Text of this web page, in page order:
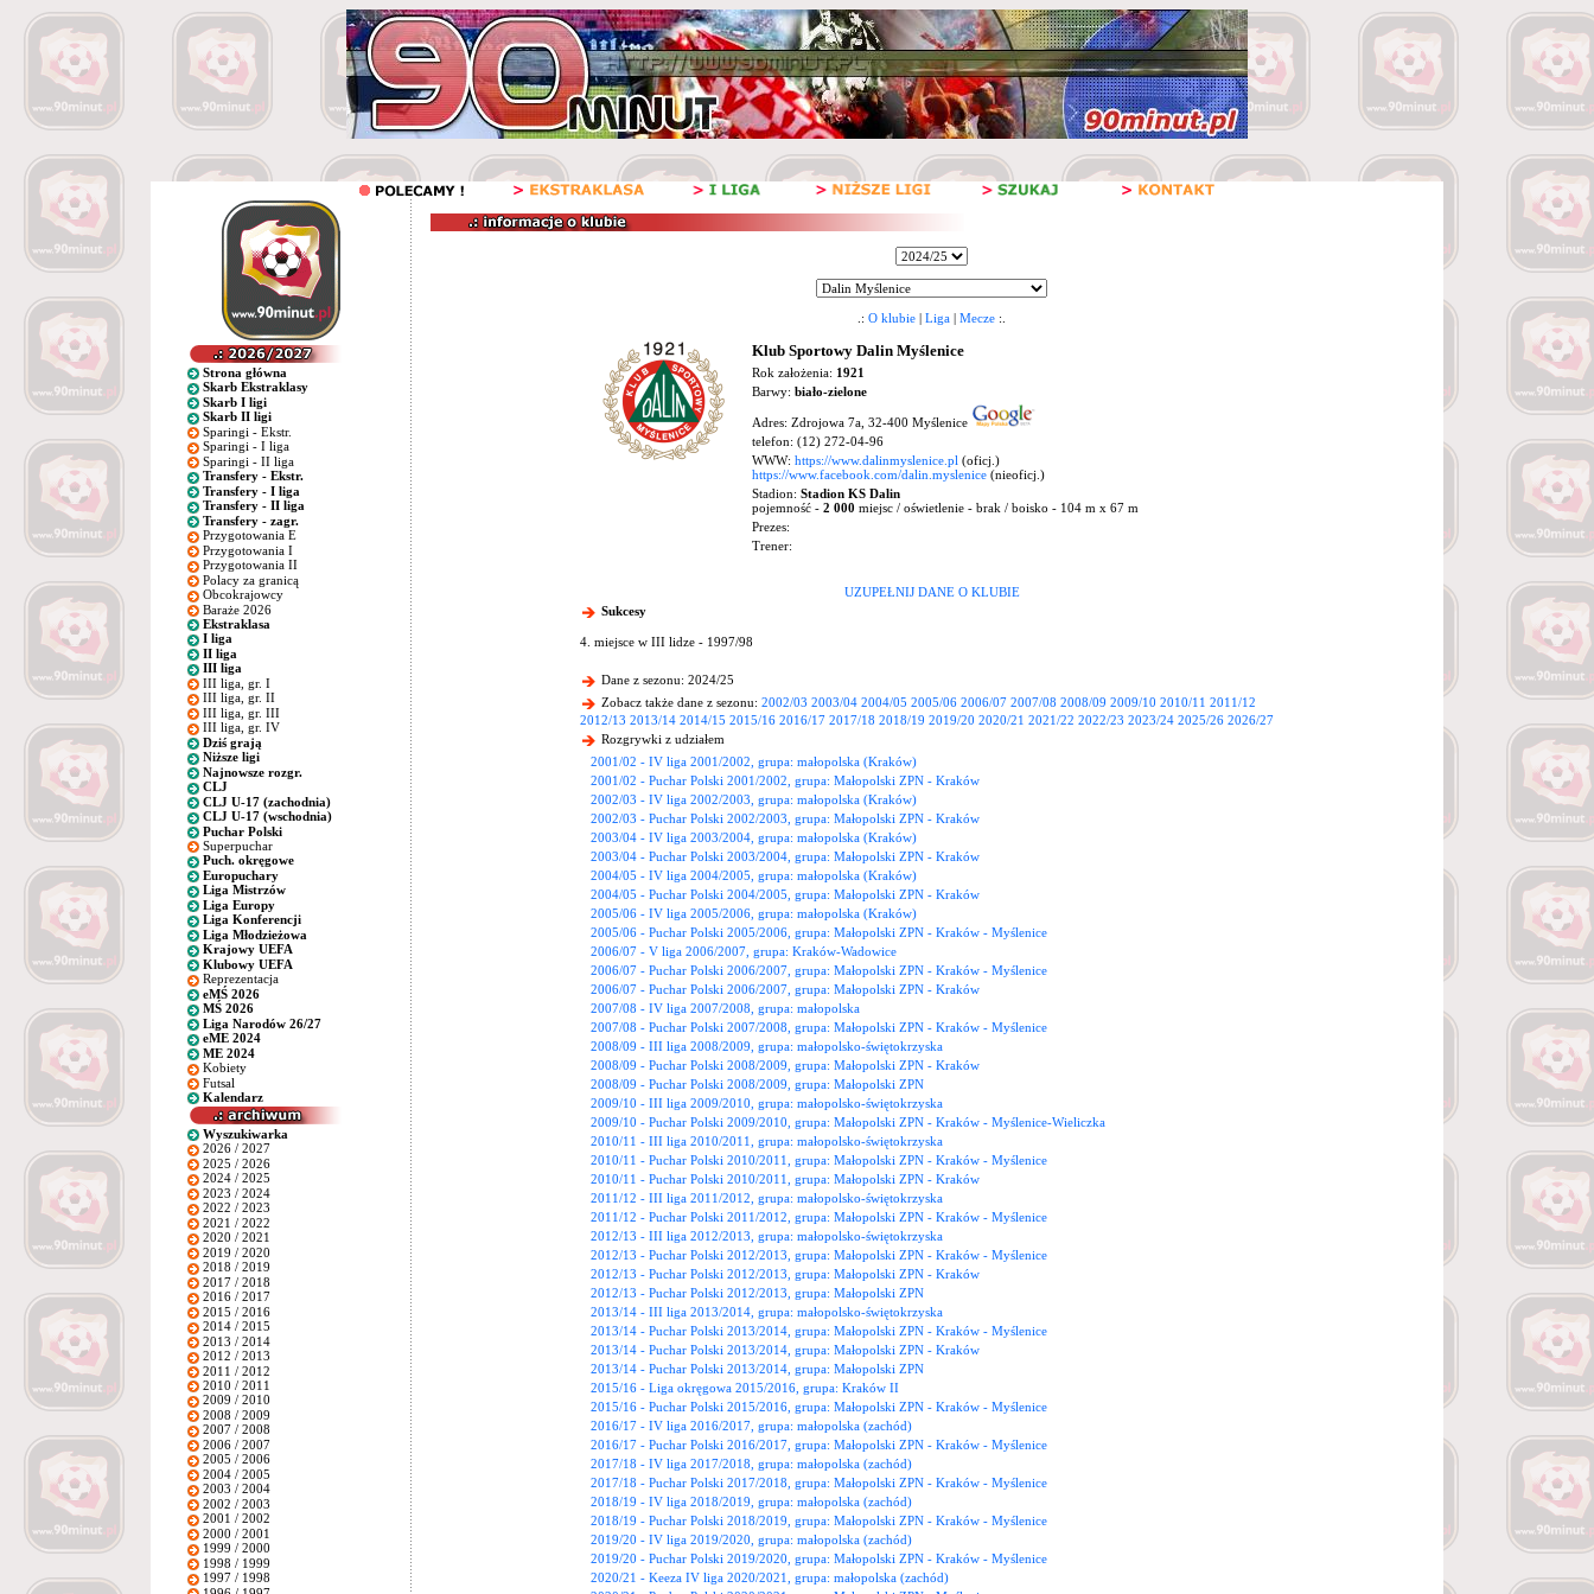
Strona główna
Skarb Ekstraklasy
Skarb I ligi
Skarb II ligi
Sparingi - Ekstr.
Sparingi - I liga
Sparingi - II liga
Transfery - Ekstr.
Transfery - I liga
Transfery - II liga
Transfery - zagr.
Przygotowania E
Przygotowania I
Przygotowania II
Polacy za granicą
Obcokrajowcy
Baraże 2026
Ekstraklasa
I liga
II liga
III liga
III liga, gr. I
III liga, gr. II
III liga, gr. III
III liga, gr. IV
Dziś grają
Niższe ligi
Najnowsze rozgr.
CLJ
CLJ U-17 (zachodnia)
CLJ U-17 (wschodnia)
Puchar Polski
Superpuchar
Puch. okręgowe
Europuchary
Liga Mistrzów
Liga Europy
Liga Konferencji
Liga Młodzieżowa
Krajowy UEFA
Klubowy UEFA
Reprezentacja
eMŚ 2026
MŚ 2026
Liga Narodów 26/27
eME 2024
ME 2024
Kobiety
Futsal
Kalendarz
Wyszukiwarka
2026 / 2027
2025 / 2026
2024 / 2025
2023 / 2024
2022 / 2023
2021 / 2022
2020 / 2021
2019 / 2020
2018 / 2019
2017 / 2018
2016 / 2017
2015 / 2016
2014 / 2015
2013 / 2014
2012 / 2013
2011 / 2012
2010 / 2011
2009 / 2010
2008 / 2009
2007 / 2008
2006 / 2007
2005 / 2006
2004 / 2005
2003 / 2004
2002 / 2003
2001 / 2002
2000 / 2001
1999 / 2000
1998 / 1999
1997 / 1998
.: O klubie | Liga | Mecze :.
Klub Sportowy Dalin Myślenice
Rok założenia: 1921
Barwy: biało-zielone
Adres: Zdrojowa 7a, 32-400 Myślenice
telefon: (12) 272-04-96
WWW: https://www.dalinmyslenice.pl (oficj.)
https://www.facebook.com/dalin.myslenice(nieoficj.)
Stadion: Stadion KS Dalin
pojemność - 2 000 miejsc / oświetlenie - brak / boisko - 104 m x 67 m
Prezes:
Trener:
UZUPEŁNIJ DANE O KLUBIE
Sukcesy
4. miejsce w III lidze - 1997/98
Dane z sezonu: 2024/25
Zobacz także dane z sezonu: 2002/03 2003/04 2004/05 2005/06 2006/07 2007/08 2008/09 2009/10 2010/11 2011/12
2012/13 2013/14 2014/15 2015/16 2016/17 2017/18 2018/19 2019/20 2020/21 2021/22 2022/23 2023/24 2025/26 2026/27
Rozgrywki z udziałem
2001/02 - IV liga 2001/2002, grupa: małopolska (Kraków)
2001/02 - Puchar Polski 2001/2002, grupa: Małopolski ZPN - Kraków
2002/03 - IV liga 2002/2003, grupa: małopolska (Kraków)
2002/03 - Puchar Polski 2002/2003, grupa: Małopolski ZPN - Kraków
2003/04 - IV liga 2003/2004, grupa: małopolska (Kraków)
2003/04 - Puchar Polski 2003/2004, grupa: Małopolski ZPN - Kraków
2004/05 - IV liga 2004/2005, grupa: małopolska (Kraków)
2004/05 - Puchar Polski 2004/2005, grupa: Małopolski ZPN - Kraków
2005/06 - IV liga 2005/2006, grupa: małopolska (Kraków)
2005/06 - Puchar Polski 2005/2006, grupa: Małopolski ZPN - Kraków - Myślenice
2006/07 - V liga 2006/2007, grupa: Kraków-Wadowice
2006/07 - Puchar Polski 2006/2007, grupa: Małopolski ZPN - Kraków - Myślenice
2006/07 - Puchar Polski 2006/2007, grupa: Małopolski ZPN - Kraków
2007/08 - IV liga 2007/2008, grupa: małopolska
2007/08 - Puchar Polski 2007/2008, grupa: Małopolski ZPN - Kraków - Myślenice
2008/09 - III liga 2008/2009, grupa: małopolsko-świętokrzyska
2008/09 - Puchar Polski 2008/2009, grupa: Małopolski ZPN - Kraków
2008/09 - Puchar Polski 2008/2009, grupa: Małopolski ZPN
2009/10 - III liga 2009/2010, grupa: małopolsko-świętokrzyska
2009/10 - Puchar Polski 2009/2010, grupa: Małopolski ZPN - Kraków - Myślenice-Wieliczka
2010/11 - III liga 2010/2011, grupa: małopolsko-świętokrzyska
2010/11 - Puchar Polski 2010/2011, grupa: Małopolski ZPN - Kraków - Myślenice
2010/11 - Puchar Polski 2010/2011, grupa: Małopolski ZPN - Kraków
2011/12 - III liga 2011/2012, grupa: małopolsko-świętokrzyska
2011/12 - Puchar Polski 2011/2012, grupa: Małopolski ZPN - Kraków - Myślenice
2012/13 - III liga 2012/2013, grupa: małopolsko-świętokrzyska
2012/13 - Puchar Polski 2012/2013, grupa: Małopolski ZPN - Kraków - Myślenice
2012/13 - Puchar Polski 2012/2013, grupa: Małopolski ZPN - Kraków
2012/13 - Puchar Polski 2012/2013, grupa: Małopolski ZPN
2013/14 - III liga 2013/2014, grupa: małopolsko-świętokrzyska
2013/14 - Puchar Polski 2013/2014, grupa: Małopolski ZPN - Kraków - Myślenice
2013/14 - Puchar Polski 2013/2014, grupa: Małopolski ZPN - Kraków
2013/14 - Puchar Polski 2013/2014, grupa: Małopolski ZPN
2015/16 - Liga okręgowa 2015/2016, grupa: Kraków II
2015/16 - Puchar Polski 2015/2016, grupa: Małopolski ZPN - Kraków - Myślenice
2016/17 - IV liga 2016/2017, grupa: małopolska (zachód)
2016/17 - Puchar Polski 2016/2017, grupa: Małopolski ZPN - Kraków - Myślenice
2017/18 - IV liga 2017/2018, grupa: małopolska (zachód)
2017/18 - Puchar Polski 2017/2018, grupa: Małopolski ZPN - Kraków - Myślenice
2018/19 - IV liga 2018/2019, grupa: małopolska (zachód)
2018/19 - Puchar Polski 2018/2019, grupa: Małopolski ZPN - Kraków - Myślenice
2019/20 - IV liga 2019/2020, grupa: małopolska (zachód)
2019/20 - Puchar Polski 2019/2020, grupa: Małopolski ZPN - Kraków - Myślenice
2020/21 - Keeza IV liga 2020/2021, grupa: małopolska (zachód)